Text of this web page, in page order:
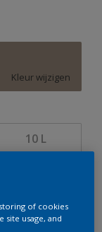
Kleur wijzigen
10 L
of cookies
site usage, and